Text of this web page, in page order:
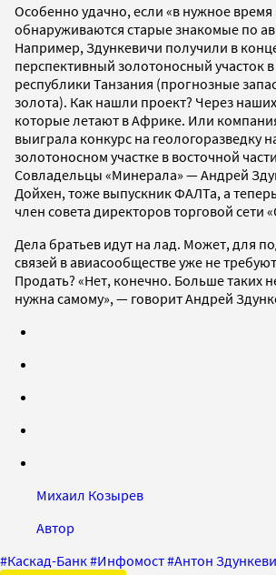
Особенно удачно, если «в нужное время
обнаруживаются старые знакомые по
Например, Здункевичи получили в
перспективный золотоносный участок
республики Танзания (прогнозные
золота). Как нашли проект? Через
которые летают в Африке. Или
выиграла конкурс на геологоразведку
золотоносном участке в восточной
Совладельцы «Минерала» — Андрей
Дойхен, тоже выпускник ФАЛТа, а
член совета директоров торговой сети
Дела братьев идут на лад. Может, для
связей в авиасообществе уже не
Продать? «Нет, конечно. Больше таких
нужна самому», — говорит Андрей
Михаил Козырев
Автор
#Каскад-Банк#Инфомост#Антон